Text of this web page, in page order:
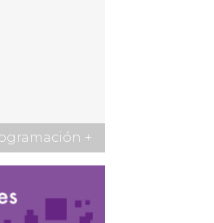
+